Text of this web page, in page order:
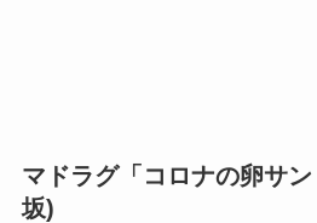
マドラグ「コロナの卵サ
坂)